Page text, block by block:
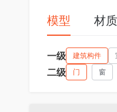
模型 材质
一级 建筑构件
二级 门 窗